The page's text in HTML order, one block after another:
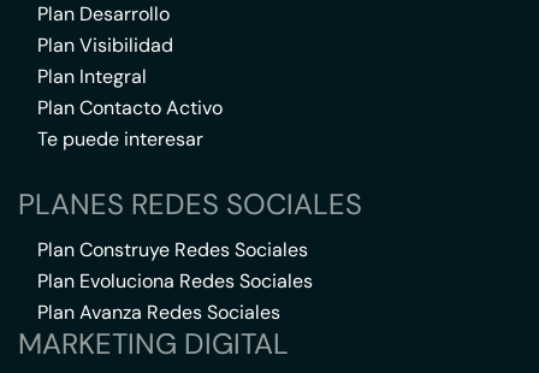
Plan Desarrollo
Plan Visibilidad
Plan Integral
Plan Contacto Activo
Te puede interesar
PLANES REDES SOCIALES
Plan Construye Redes Sociales
Plan Evoluciona Redes Sociales
Plan Avanza Redes Sociales
MARKETING DIGITAL